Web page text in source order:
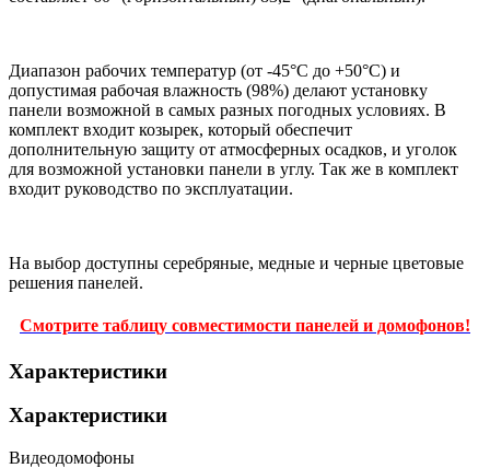
Диапазон рабочих температур (от -45°С до +50°С) и
допустимая рабочая влажность (98%) делают установку
панели возможной в самых разных погодных условиях. В
комплект входит козырек, который обеспечит
дополнительную защиту от атмосферных осадков, и уголок
для возможной установки панели в углу. Так же в комплект
входит руководство по эксплуатации.
На выбор доступны серебряные, медные и черные цветовые
решения панелей.
Смотрите таблицу совместимости панелей и домофонов!
Характеристики
Характеристики
Видеодомофоны